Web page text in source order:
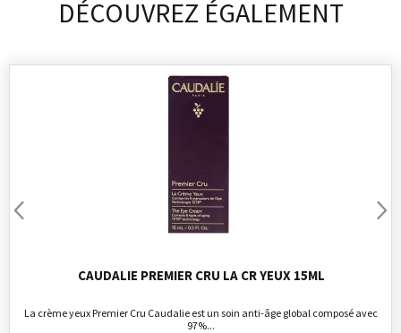
DÉCOUVREZ ÉGALEMENT
CAUDALIE PREMIER CRU LA CR YEUX 15ML
La crème yeux Premier Cru Caudalie est un soin anti-âge global composé avec
97%...